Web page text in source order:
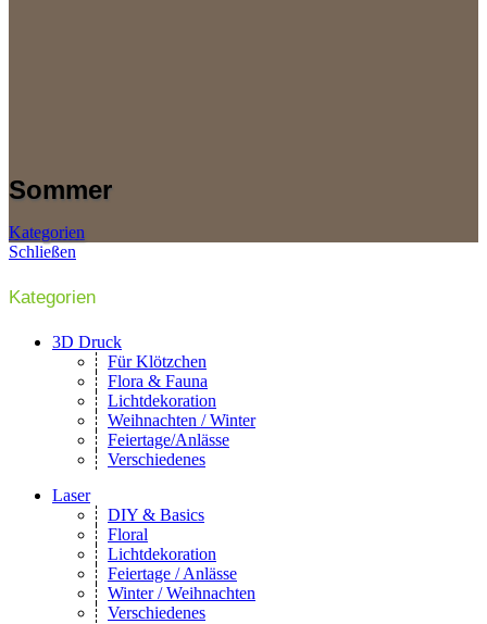
Sommer
Kategorien
Schließen
Kategorien
3D Druck
Für Klötzchen
Flora & Fauna
Lichtdekoration
Weihnachten / Winter
Feiertage/Anlässe
Verschiedenes
Laser
DIY & Basics
Floral
Lichtdekoration
Feiertage / Anlässe
Winter / Weihnachten
Verschiedenes